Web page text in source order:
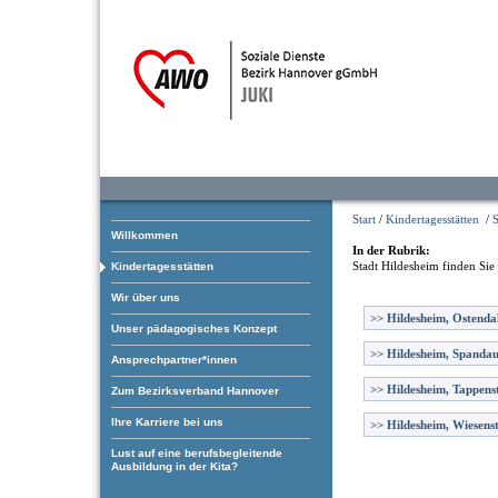
Willkommen
Kindertagesstätten
Wir über uns
Unser pädagogisches Konzept
Ansprechpartner*innen
Zum Bezirksverband Hannover
Ihre Karriere bei uns
Lust auf eine berufsbegleitende
Ausbildung in der Kita?
Start / Kindertagesstätten /
In der Rubrik:
Stadt Hildesheim finden
>> Hildesheim,
>> Hildesheim,
>> Hildesheim,
>> Hildesheim,